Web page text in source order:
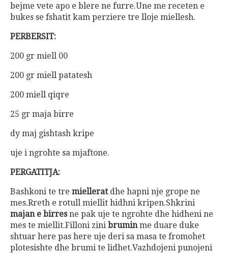
bejme vete apo e blere ne furre.Une me receten e
bukes se fshatit kam perziere tre lloje miellesh.
PERBERSIT:
200 gr miell 00
200 gr miell patatesh
200 miell qiqre
25 gr maja birre
dy maj gishtash kripe
uje i ngrohte sa mjaftone.
PERGATITJA:
Bashkoni te tre miellerat dhe hapni nje grope ne
mes.Rreth e rotull miellit hidhni kripen.Shkrini
majan e birresne pak uje te ngrohte dhe hidheni ne
mes te miellit.Filloni zini bruminme duare duke
shtuar here pas here uje deri sa masa te fromohet
plotesishte dhe brumi te lidhet.Vazhdojeni punojeni